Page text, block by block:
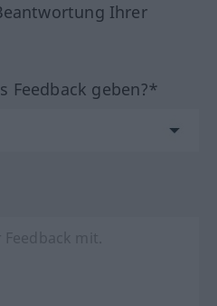
Ihrer
Feedback geben?*